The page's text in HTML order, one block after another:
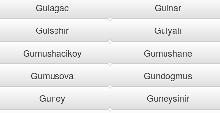
Gulagac
Gulnar
Gulsehir
Gulyali
Gumushacikoy
Gumushane
Gumusova
Gundogmus
Guney
Guneysinir